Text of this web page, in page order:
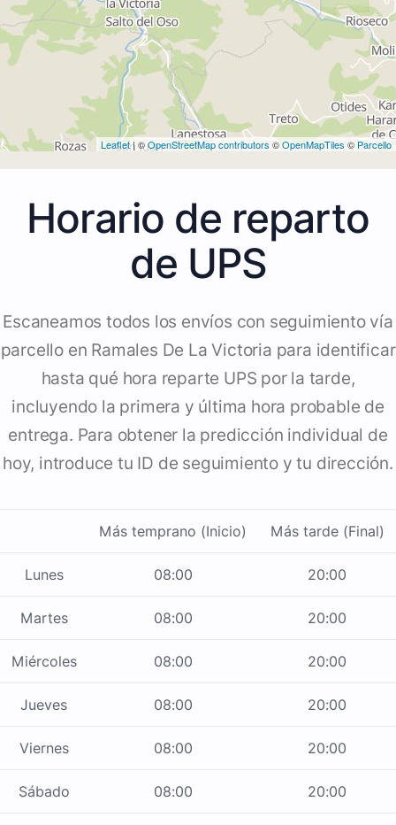
Leaflet| ©OpenStreetMap contributors ©OpenMapTiles © Parcello
Horario de reparto
de UPS
Escaneamos todos los envíos con seguimiento vía
parcello en Ramales De La Victoria para identificar
hasta qué hora reparte UPS por la tarde,
incluyendo la primera y última hora probable de
entrega. Para obtener la predicción individual de
hoy, introduce tu ID de seguimiento y tu dirección.
Más temprano (Inicio) Más tarde (Final)
Lunes 08:00 20:00
Martes 08:00 20:00
Miércoles 08:00 20:00
Jueves 08:00 20:00
Viernes 08:00 20:00
Sábado 08:00 20:00